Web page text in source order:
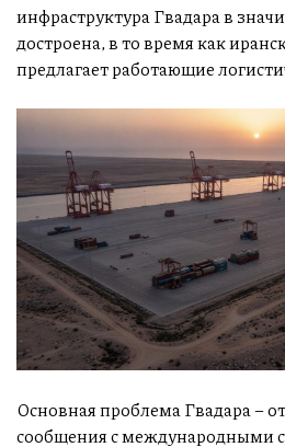
инфраструктура Гвадара в
достроена, в то время как
предлагает работающие
Основная проблема Гвадара –
сообщения с международными